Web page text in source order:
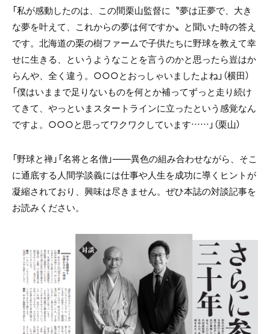
「私が感動したのは、この間栗山監督に〝夢は正夢で、大き
な夢を叶えて、これからの夢は何ですか〟と聞いた時の答え
です。北海道の栗の樹ファームで子供たちに野球を教えて幸
せに生きる、というようなことを言うのかと思ったら豈はか
らんや、全く違う。○○○とおっしゃいましたよね」（横田）
「僕はいままで足りないものを何とか補ってずっと走り続け
てきて、やっといまスタートラインに立ったという感覚なん
ですよ。○○○と思ってワクワクしています……」（栗山）
「野球と禅」「名将と名僧」――異色の組み合わせながら、そこ
に通底する人間学談義には仕事や人生を成功に導くヒントが
凝縮されており、興味は尽きません。ぜひ本誌の対談記事を
お読みください。